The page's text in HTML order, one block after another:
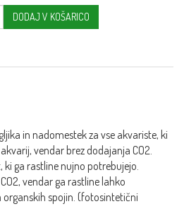
DODAJ V KOŠARICO
in nadomestek za vse akvariste, ki
vendar brez dodajanja CO2.
ki ga rastline nujno potrebujejo.
vendar ga rastline lahko
spojin. (fotosintetični